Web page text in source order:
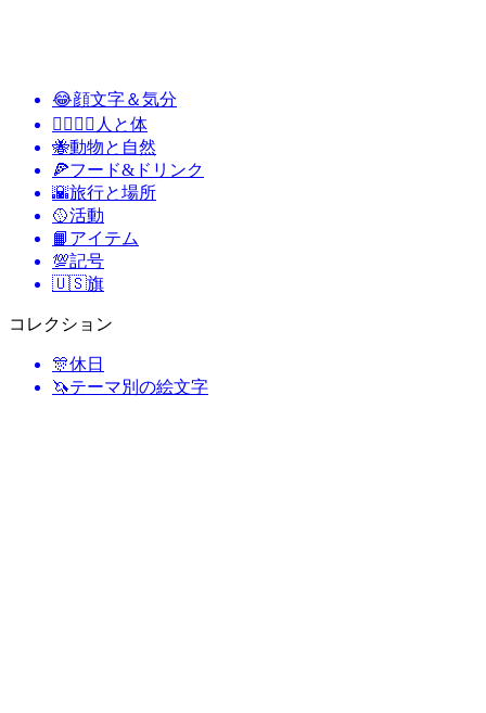
😂顔文字＆気分
👩‍❤️‍💋‍👨 人と体
🐝動物と自然
🍕フード&ドリンク
🌇旅行と場所
🥎活動
📙 アイテム
💯記号
🇺🇸旗
コレクション
🎊休日
🦄テーマ別の絵文字